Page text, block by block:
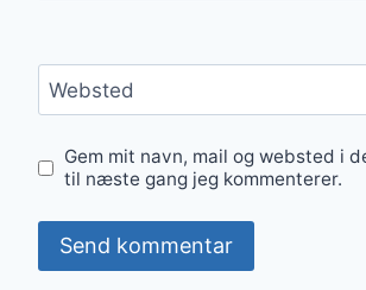
Websted
Gem mit navn, mail og websted i
til næste gang jeg kommenterer.